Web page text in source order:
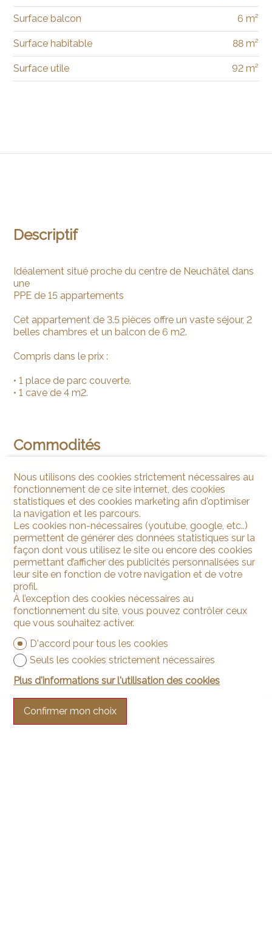
Descriptif
Idéalement situé proche du centre de Neuchâtel dans
une
PPE de 15 appartements
Cet appartement de 3.5 pièces offre un vaste séjour, 2
belles chambres et un balcon de 6 m2.
Compris dans le prix :
• 1 place de parc couverte.
• 1 cave de 4 m2.
Commodités
Extérieur
Parking
Garage
Box
Box avec dépôt
Couvert à voiture
Intérieur
Parking souterrain
Surface balcon 6 m²
Surface habitable 88 m²
Surface utile 92 m²
Nous utilisons des cookies strictement nécessaires au
fonctionnement de ce site internet, des cookies
statistiques et des cookies marketing afin d'optimiser
la navigation et les parcours.
Les cookies non-nécessaires (youtube, google, etc..)
permettent de générer des données statistiques sur la
façon dont vous utilisez le site ou encore des cookies
permettant d’afficher des publicités personnalisées sur
leur site en fonction de votre navigation et de votre
profil.
À l’exception des cookies nécessaires au
fonctionnement du site, vous pouvez contrôler ceux
que vous souhaitez activer.
D'accord pour tous les cookies
Seuls les cookies strictement nécessaires
Plus d'informations sur l'utilisation des cookies
Confirmer mon choix